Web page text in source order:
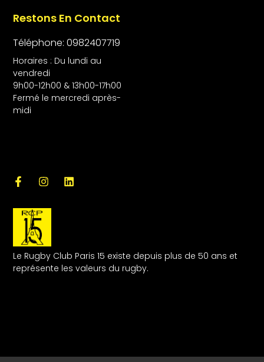
Le Rugby Club Paris 15 existe depuis plus de 50 ans et
représente les valeurs du rugby.
Restons En Contact
Téléphone: 0982407719
Horaires : Du lundi au
vendredi
9h00-12h00 & 13h00-17h00
Fermé le mercredi après-
midi